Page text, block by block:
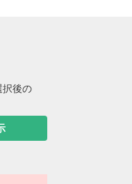
択後の